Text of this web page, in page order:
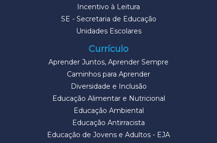
Incentivo à Leitura
SE - Secretaria de Educação
Unidades Escolares
Currículo
Aprender Juntos, Aprender Sempre
Caminhos para Aprender
Diversidade e Inclusão
Educação Alimentar e Nutricional
Educação Ambiental
Educação Antirracista
Educação de Jovens e Adultos - EJA